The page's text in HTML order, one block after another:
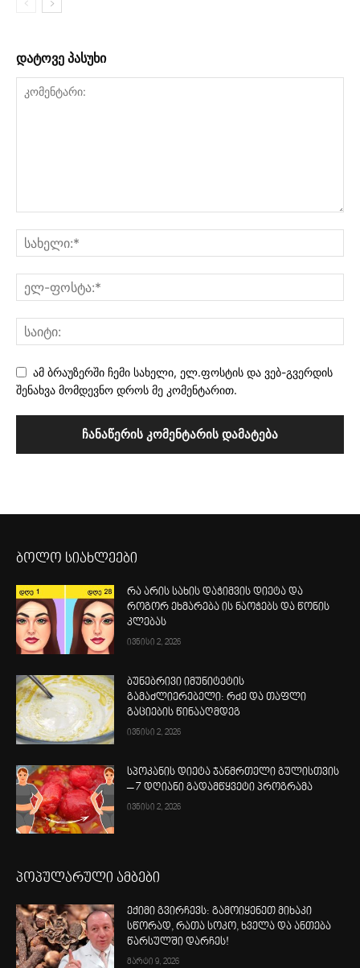
დატოვე პასუხი
ამ ბრაუზერში ჩემი სახელი, ელ.ფოსტის და ვებ-გვერდის
შენახვა მომდევნო დროს მე კომენტარით.
ბოლო სიახლეები
რა არის სახის დაჭიმვის დიეტა და
როგორ ეხმარება ის ნაოჭებს და წონის
კლებას
ივნისი 2, 2026
ბუნებრივი იმუნიტეტის
გამაძლიერებელი: რძე და თაფლი
გაციების წინააღმდეგ
ივნისი 2, 2026
სპოკანის დიეტა ჯანმრთელი გულისთვის
– 7 დღიანი გადამწყვეტი პროგრამა
ივნისი 2, 2026
პოპულარული ამბები
ექიმი გვირჩევს: გამოიყენეთ მიხაკი
სწორად, რათა სოკო, ხველა და ანთება
წარსულში დარჩეს!
მარტი 9, 2026